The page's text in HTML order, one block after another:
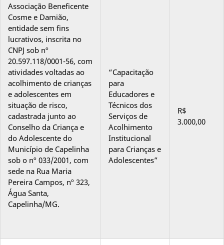
Associação Beneficente
Cosme e Damião,
entidade sem fins
lucrativos, inscrita no
CNPJ sob nº
20.597.118/0001-56, com
atividades voltadas ao
acolhimento de crianças
e adolescentes em
situação de risco,
cadastrada junto ao
Conselho da Criança e
do Adolescente do
Município de Capelinha
sob o nº 033/2001, com
sede na Rua Maria
Pereira Campos, nº 323,
Água Santa,
Capelinha/MG.
“Capacitação
para
Educadores e
Técnicos dos
Serviços de
Acolhimento
Institucional
para Crianças e
Adolescentes”
R$
3.000,00